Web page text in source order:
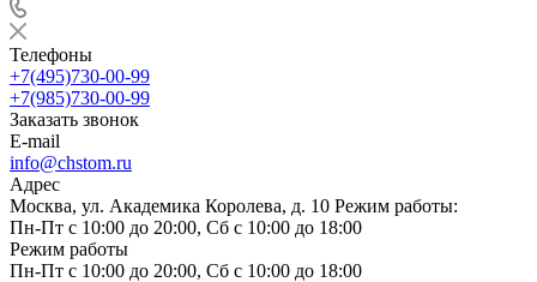
Телефоны
+7(495)730-00-99
+7(985)730-00-99
Заказать звонок
E-mail
info@chstom.ru
Адрес
Москва, ул. Академика Королева, д. 10 Режим работы:
Пн-Пт с 10:00 до 20:00, Сб с 10:00 до 18:00
Режим работы
Пн-Пт с 10:00 до 20:00, Сб с 10:00 до 18:00